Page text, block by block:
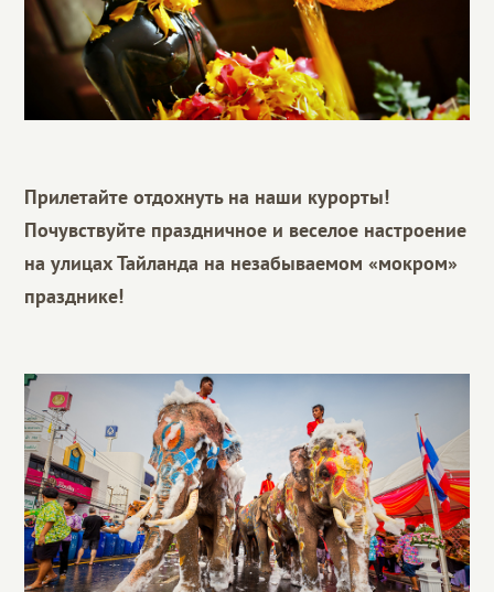
Прилетайте отдохнуть на наши курорты!
Почувствуйте праздничное и веселое настроение
на улицах Тайланда на незабываемом «мокром»
празднике!